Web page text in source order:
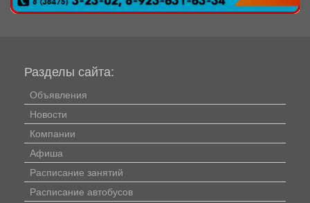
Разделы сайта:
Объявления
Новости
Компании
Афиша
Расписание занятий
Расписание автобусов